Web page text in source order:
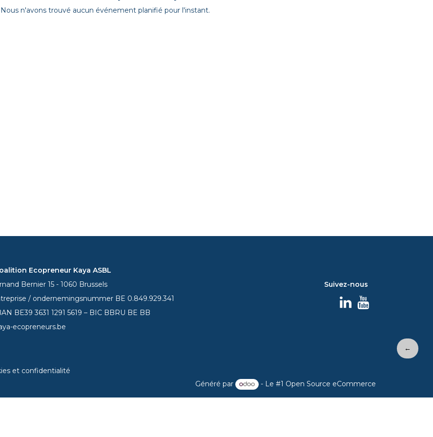
Nous n'avons trouvé aucun événement planifié pour l'instant.
Suivez-nous
←
Ecopreneur Kaya ASBL
Bernier 15 - 1060 Brussels
/ ondernemingsnummer BE 0.849.929.341
BE393631 1291 5619 – BIC BBRU BE BB
ecopreneurs.be
et confidentialité
Généré par - Le #1 Open Source eCommerce